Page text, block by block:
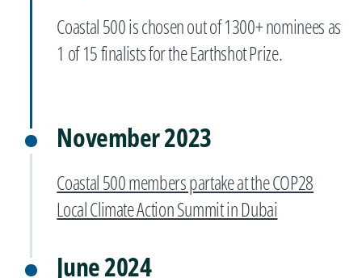
Coastal 500 is chosen out of 1300+ nominees as
1 of 15 finalists for the Earthshot Prize.
November 2023
Coastal 500 members partake at the COP28
Local Climate Action Summit in Dubai
June 2024